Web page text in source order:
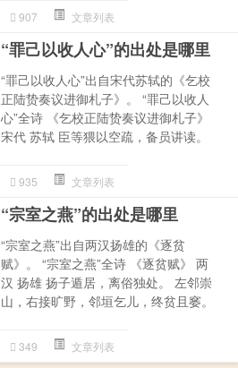
907 文章列表
“罪己以收人心”的出处是哪里
“罪己以收人心”出自宋代苏轼的《乞校
正陆贽奏议进御札子》。 “罪己以收人
心”全诗 《乞校正陆贽奏议进御札子》
宋代 苏轼 臣等猥以空疏，备员讲读。
935 文章列表
“宗室之燕”的出处是哪里
“宗室之燕”出自两汉扬雄的《逐贫
赋》。 “宗室之燕”全诗 《逐贫赋》 两
汉 扬雄 扬子遁居，离俗独处。 左邻崇
山，右接旷野，邻垣乞儿，终贫且窭。
349 文章列表